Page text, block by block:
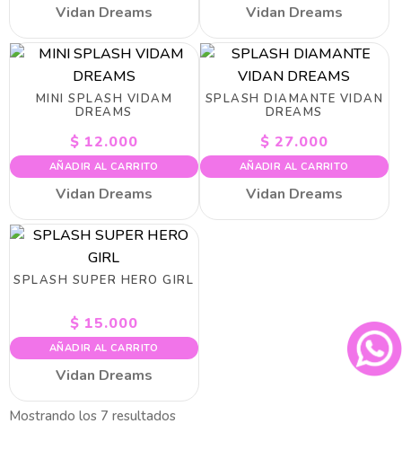
Vidan Dreams Vidan Dreams
MINI SPLASH VIDAM
DREAMS
$ 12.000
AÑADIR AL CARRITO
Vidan Dreams
SPLASH DIAMANTE VIDAN
DREAMS
$ 27.000
AÑADIR AL CARRITO
Vidan Dreams
SPLASH SUPER HERO GIRL
$ 15.000
AÑADIR AL CARRITO
Vidan Dreams
Mostrando los 7 resultados